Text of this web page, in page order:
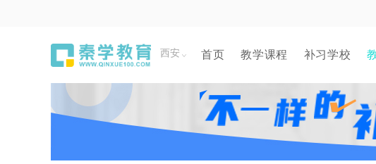
西安 首页 教学课程 补习学校